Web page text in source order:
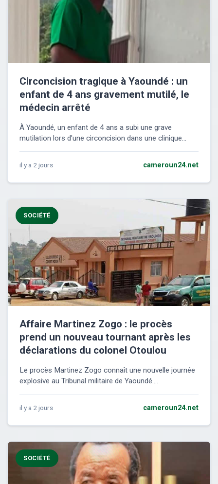
Circoncision tragique à Yaoundé : un
enfant de 4 ans gravement mutilé, le
médecin arrêté
À Yaoundé, un enfant de 4 ans a subi une grave
mutilation lors d'une circoncision dans une clinique...
il y a 2 jours cameroun24.net
SOCIÉTÉ
Affaire Martinez Zogo : le procès
prend un nouveau tournant après les
déclarations du colonel Otoulou
Le procès Martinez Zogo connaît une nouvelle journée
explosive au Tribunal militaire de Yaoundé....
il y a 2 jours cameroun24.net
SOCIÉTÉ